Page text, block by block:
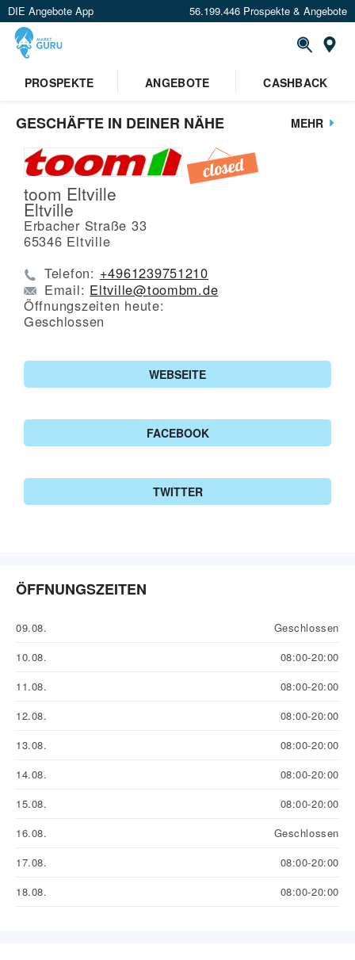
DIE Angebote App 56.199.446 Prospekte & Angebote
PROSPEKTE
ANGEBOTE CASHBACK
GESCHÄFTE IN DEINER NÄHE MEHR
toom Eltville
Eltville
Erbacher Straße 33
65346 Eltville
Telefon: +4961239751210
Email: Eltville@toombm.de
Öffnungszeiten heute:
Geschlossen
WEBSEITE
FACEBOOK
TWITTER
ÖFFNUNGSZEITEN
09.08.
Geschlossen
10.08.
08:00-20:00
11.08.
08:00-20:00
12.08.
08:00-20:00
13.08.
08:00-20:00
14.08.
08:00-20:00
15.08.
08:00-20:00
16.08.
Geschlossen
17.08.
08:00-20:00
18.08.
08:00-20:00